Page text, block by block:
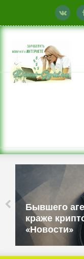
агента ФБР
у